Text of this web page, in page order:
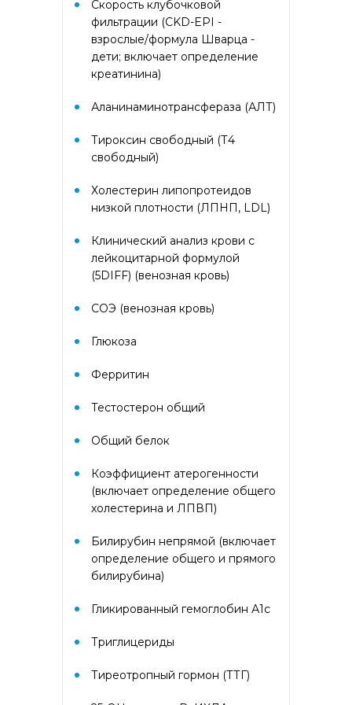
PR-10, Береза
аллергокомпонент, t221 rBet v2,
rBet v4)
Аллергокомплекс «Прогноз
травы» IgE (ImmunoCAP)
аллергокомпонент, g213 rPhl p1,
rPhl p5b, Тимофеевка луговая,
аллергокомпонент, g214 rPhl p7,
Аллергокомплекс «Прогноз
эффективности АСИТ: Сорные
травы» IgE (ImmunoCAP)
(аллергокомпоненты: Амброзия
w230 nAmb a1, Полынь, w231
Тимофеевка луговая, g214 rPhl
p7, rPhl p12)
вакцинацией IgE (ImmunoCap)
f245, Триптаза)
Аллергокомплекс
(ImmunoCap) (Триптаза,
Желатин коровий с74, Латекс
k82, Хлоргексидин с8)
Аллергокомплекс при астме/
рините взрослые 2 IgE
(ImmunoCAP) (основные
ингаляционные аллергены:
тимофеевка, береза, полынь;
ингаляционные: амброзия,
Скорость клубочковой
фильтрации (CKD-EPI -
взрослые/формула Шварца -
дети; включает определение
креатинина)
Аланинаминотрансфераза (АЛТ)
Тироксин свободный (Т4
свободный)
Холестерин липопротеидов
низкой плотности (ЛПНП, LDL)
Клинический анализ крови с
лейкоцитарной формулой
(5DIFF) (венозная кровь)
СОЭ (венозная кровь)
Глюкоза
Ферритин
Тестостерон общий
Общий белок
Коэффициент атерогенности
(включает определение общего
холестерина и ЛПВП)
Билирубин непрямой (включает
определение общего и прямого
билирубина)
Гликированный гемоглобин А1с
Триглицериды
Тиреотропный гормон (ТТГ)